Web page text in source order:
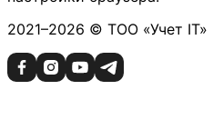
2021–2026 © ТОО «Учет IT» |